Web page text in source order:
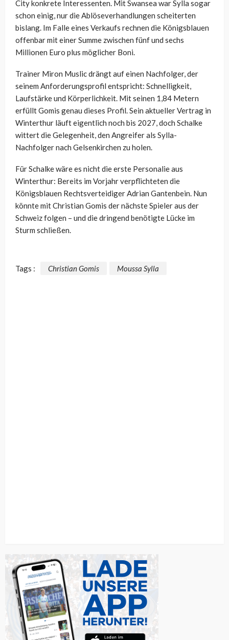
City konkrete Interessenten. Mit Swansea war Sylla sogar
schon einig, nur die Ablöseverhandlungen scheiterten
bislang. Im Falle eines Verkaufs rechnen die Königsblauen
offenbar mit einer Summe zwischen fünf und sechs
Millionen Euro plus möglicher Boni.
Trainer Miron Muslic drängt auf einen Nachfolger, der
seinem Anforderungsprofil entspricht: Schnelligkeit,
Laufstärke und Körperlichkeit. Mit seinen 1,84 Metern
erfüllt Gomis genau dieses Profil. Sein aktueller Vertrag in
Winterthur läuft eigentlich noch bis 2027, doch Schalke
wittert die Gelegenheit, den Angreifer als Sylla-
Nachfolger nach Gelsenkirchen zu holen.
Für Schalke wäre es nicht die erste Personalie aus
Winterthur: Bereits im Vorjahr verpflichteten die
Königsblauen Rechtsverteidiger Adrian Gantenbein. Nun
könnte mit Christian Gomis der nächste Spieler aus der
Schweiz folgen – und die dringend benötigte Lücke im
Sturm schließen.
Tags : Christian Gomis Moussa Sylla